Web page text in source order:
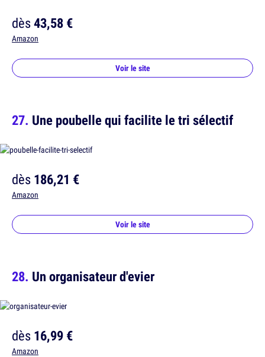
dès43,58 €
Amazon
Voir le site
Une poubelle qui facilite le tri sélectif
dès186,21 €
Amazon
Voir le site
Un organisateur d'evier
dès16,99 €
Amazon